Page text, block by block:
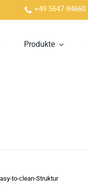
+49 5647 94660
Produkte
to-clean-Struktur